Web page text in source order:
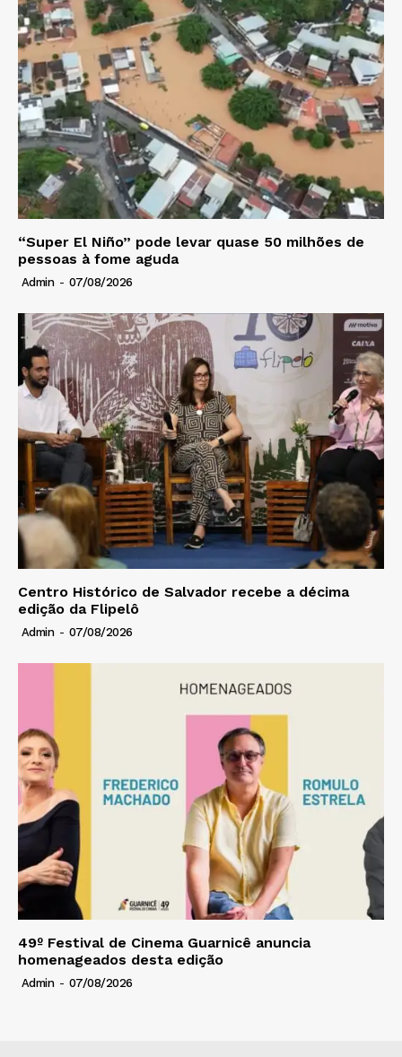
“Super El Niño” pode levar quase 50 milhões de
pessoas à fome aguda
Admin - 07/08/2026
Centro Histórico de Salvador recebe a décima
edição da Flipelô
Admin - 07/08/2026
49º Festival de Cinema Guarnicê anuncia
homenageados desta edição
Admin - 07/08/2026